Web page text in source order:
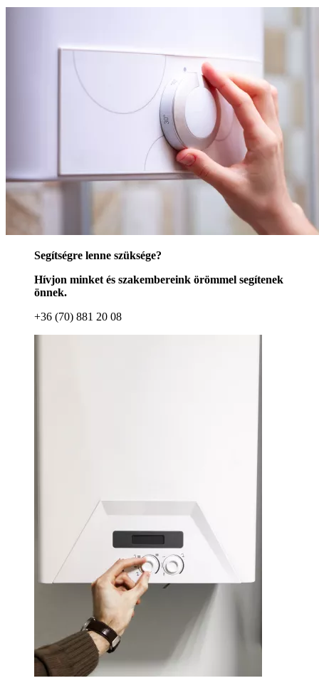
Segítségre lenne szüksége?
Hívjon minket és szakembereink örömmel segítenek
önnek.
+36 (70) 881 20 08